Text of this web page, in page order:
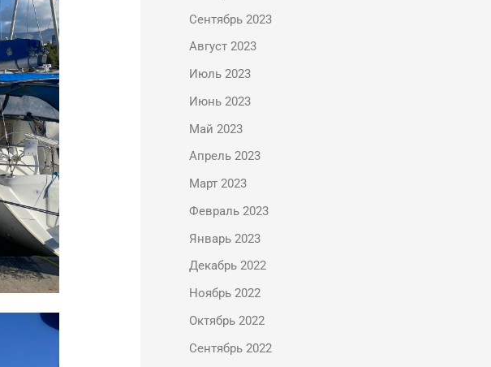
Сентябрь 2023
Август 2023
Июль 2023
Июнь 2023
Май 2023
Апрель 2023
Март 2023
Февраль 2023
Январь 2023
Декабрь 2022
Ноябрь 2022
Октябрь 2022
Сентябрь 2022